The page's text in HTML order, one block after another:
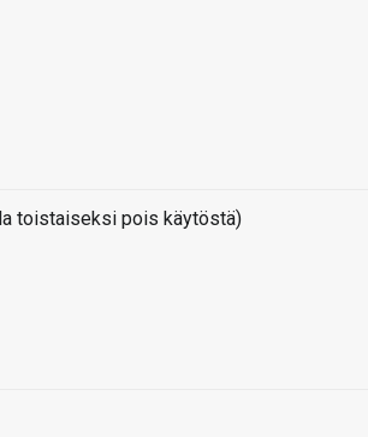
toistaiseksi pois käytöstä)